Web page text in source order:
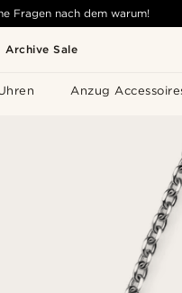
Archive Sale
Anzug
Fragen nach dem warum!